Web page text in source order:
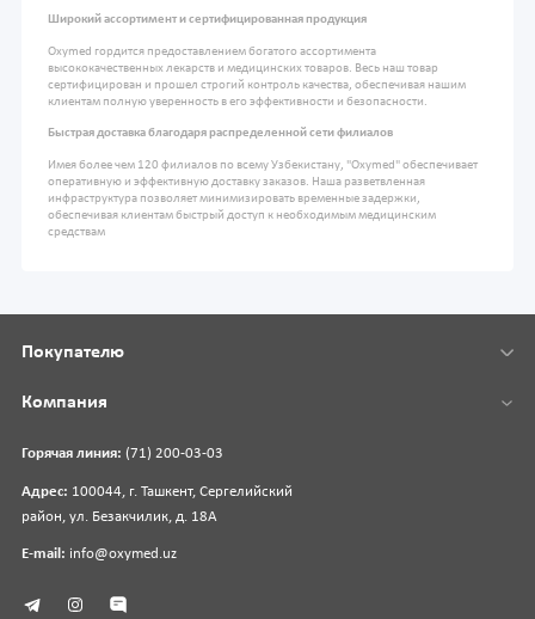
Широкий ассортимент и сертифицированная продукция
Oxymed гордится предоставлением богатого ассортимента
высококачественных лекарств и медицинских товаров. Весь наш товар
сертифицирован и прошел строгий контроль качества, обеспечивая нашим
клиентам полную уверенность в его эффективности и безопасности.
Быстрая доставка благодаря распределенной сети филиалов
Имея более чем 120 филиалов по всему Узбекистану, "Oxymed" обеспечивает
оперативную и эффективную доставку заказов. Наша разветвленная
инфраструктура позволяет минимизировать временные задержки,
обеспечивая клиентам быстрый доступ к необходимым медицинским
средствам
Горячая линия: (71) 200-03-03
Адрес: 100044, г. Ташкент, Сергелийский
район, ул. Безакчилик, д. 18А
E-mail: info@oxymed.uz
Покупателю
Компания